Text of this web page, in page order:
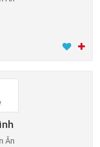
Ân